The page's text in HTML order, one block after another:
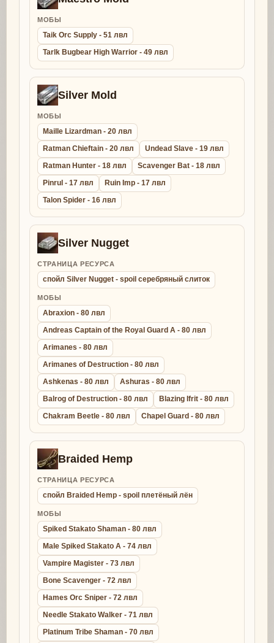
МОБЫ
Taik Orc Supply - 51 лвл
Tarlk Bugbear High Warrior - 49 лвл
Silver Mold
МОБЫ
Maille Lizardman - 20 лвл
Ratman Chieftain - 20 лвл
Undead Slave - 19 лвл
Ratman Hunter - 18 лвл
Scavenger Bat - 18 лвл
Pinrul - 17 лвл
Ruin Imp - 17 лвл
Talon Spider - 16 лвл
Silver Nugget
СТРАНИЦА РЕСУРСА
спойл Silver Nugget - spoil серебряный слиток
МОБЫ
Abraxion - 80 лвл
Andreas Captain of the Royal Guard A - 80 лвл
Arimanes - 80 лвл
Arimanes of Destruction - 80 лвл
Ashkenas - 80 лвл
Ashuras - 80 лвл
Balrog of Destruction - 80 лвл
Blazing Ifrit - 80 лвл
Chakram Beetle - 80 лвл
Chapel Guard - 80 лвл
Braided Hemp
СТРАНИЦА РЕСУРСА
спойл Braided Hemp - spoil плетёный лён
МОБЫ
Spiked Stakato Shaman - 80 лвл
Male Spiked Stakato A - 74 лвл
Vampire Magister - 73 лвл
Bone Scavenger - 72 лвл
Hames Orc Sniper - 72 лвл
Needle Stakato Walker - 71 лвл
Platinum Tribe Shaman - 70 лвл